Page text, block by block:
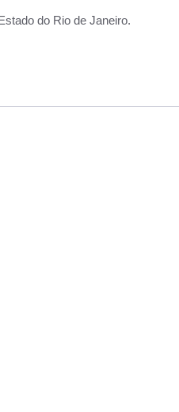
do Rio de Janeiro.